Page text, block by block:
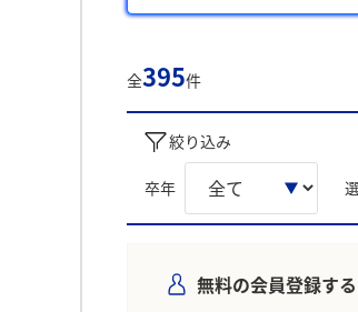
Webテスト・適性検査の
面接の特徴
面接は穏やかな雰囲気で
内定承諾と辞退
内定承諾した学生は、「
との比較でのキャリア適
後輩へのアドバイス
られています。
全395件
絞り込み
卒年
無料の会員登録す